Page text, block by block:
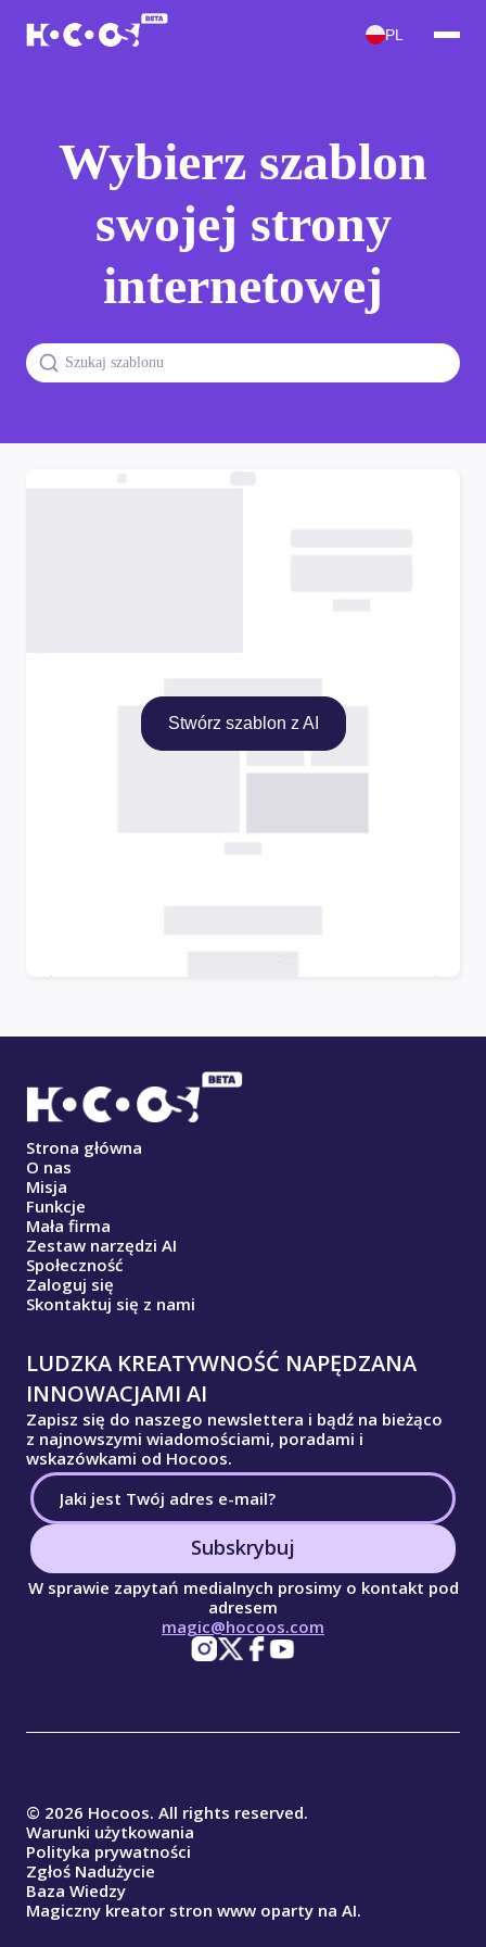
PL
Wybierz szablon
swojej strony
internetowej
Stwórz szablon z AI
Strona główna
O nas
Misja
Funkcje
Mała firma
Zestaw narzędzi AI
Społeczność
Zaloguj się
Skontaktuj się z nami
LUDZKA KREATYWNOŚĆ NAPĘDZANA
INNOWACJAMI AI
Zapisz się do naszego newslettera i bądź na bieżąco
z najnowszymi wiadomościami, poradami i
wskazówkami od Hocoos.
Subskrybuj
W sprawie zapytań medialnych prosimy o kontakt pod
adresem
magic@hocoos.com
© 2026 Hocoos. All rights reserved.
Warunki użytkowania
Polityka prywatności
Zgłoś Nadużycie
Baza Wiedzy
Magiczny kreator stron www oparty na AI.